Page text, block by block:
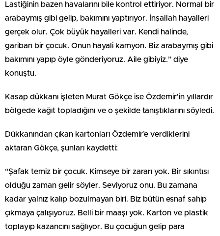
Lastiğinin bazen havalarını bile kontrol ettiriyor. Normal bir
arabaymış gibi gelip, bakımını yaptırıyor. İnşallah hayalleri
gerçek olur. Çok büyük hayalleri var. Kendi halinde,
gariban bir çocuk. Onun hayali kamyon. Biz arabaymış gibi
bakımını yapıp öyle gönderiyoruz. Aile gibiyiz.” diye
konuştu.
Kasap dükkanı işleten Murat Gökçe ise Özdemir’in yıllardır
bölgede kağıt topladığını ve o şekilde tanıştıklarını söyledi.
Dükkanından çıkan kartonları Özdemir’e verdiklerini
aktaran Gökçe, şunları kaydetti:
“Şafak temiz bir çocuk. Kimseye bir zararı yok. Bir sıkıntısı
olduğu zaman gelir söyler. Seviyoruz onu. Bu zamana
kadar yalnız kalıp bozulmayan biri. Biz bütün esnaf sahip
çıkmaya çalışıyoruz. Belli bir maaşı yok. Karton ve plastik
toplayıp kazancını sağlıyor. Bu çocuğun gelip para